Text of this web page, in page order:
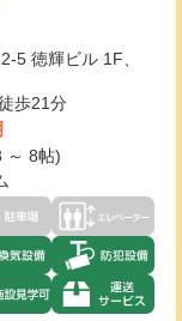
5 徳輝ビル 1F、
歩21分
～ 8帖)